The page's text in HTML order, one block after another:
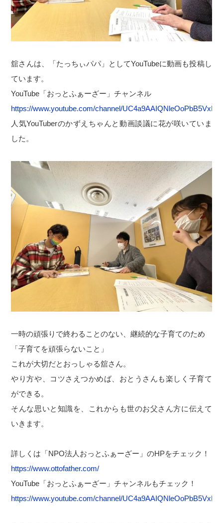
舘さんは、「たっちぃパパ」としてYouTubeに動画も投稿し
ています。
YouTube「おっとふぁーざー」チャンネル
https://www.youtube.com/channel/
人気YouTuberのかずえちゃんと動画談議に花が咲いていま
した。
一時の頑張りで終わることのない、継続的な子育てのため
「子育てを頑張らないこと」
これが大切だとおっしゃる舘さん。
やり方や、コツさえつかめば、おとうさんも楽しく子育て
ができる。
そんな思いと知識を、これからも世のお父さん方に伝えて
いきます。
詳しくは「NPO法人おっとふぁーざー」のHPをチェック！
https://www.ottofather.com/
YouTube「おっとふぁーざー」チャンネルもチェック！
https://www.youtube.com/channel/